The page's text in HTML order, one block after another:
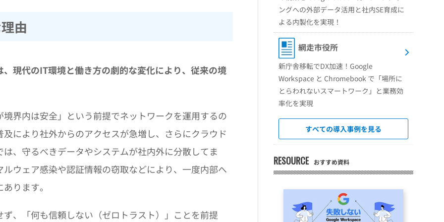
由
現代のIT環境と働き方の劇的な変化により、従来の境
界内は安全」という前提でネットワークを運用するの
により社外からのアクセスが急増し、さらにクラウド
、守るべきデータやシステムが社内外に分散してま
ウェア感染や認証情報の窃取などにより、一度内部へ
ります。
、「何も信頼しない（ゼロトラスト）」ことを前提
ングへの外部データ活用と社内SE育成に
よる内製化を実現！
網走市役所
新庁舎移転でDX加速！Google
Workspace と Chromebook で「場所に
とらわれないスマートワーク」と業務効
率化を実現
すべての導入事例を見る
RESOURCE おすすめ資料